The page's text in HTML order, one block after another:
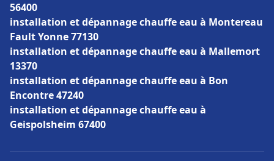
56400
installation et dépannage chauffe eau à Montereau
Fault Yonne 77130
installation et dépannage chauffe eau à Mallemort
13370
installation et dépannage chauffe eau à Bon
Encontre 47240
installation et dépannage chauffe eau à
Geispolsheim 67400